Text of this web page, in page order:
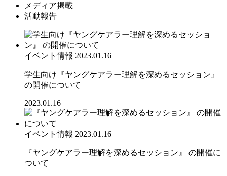
メディア掲載
活動報告
イベント情報 2023.01.16
学生向け『ヤングケアラー理解を深めるセッション』
の開催について
2023.01.16
イベント情報 2023.01.16
『ヤングケアラー理解を深めるセッション』 の開催に
ついて